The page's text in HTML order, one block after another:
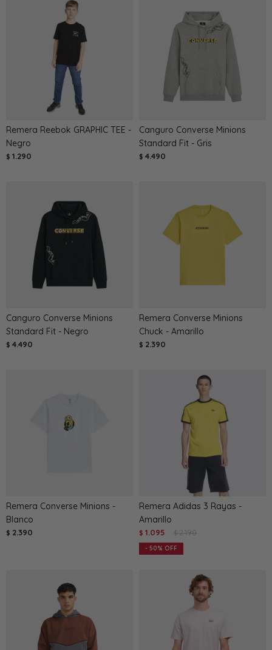
Remera Reebok GRAPHIC TEE -
Negro
$ 1.290
Canguro Converse Minions
Standard Fit - Gris
$ 4.490
Canguro Converse Minions
Standard Fit - Negro
$ 4.490
Remera Converse Minions
Chuck - Amarillo
$ 2.390
Remera Converse Minions -
Blanco
$ 2.390
Remera Adidas 3 Rayas -
Amarillo
$ 1.095 $ 2.190
50